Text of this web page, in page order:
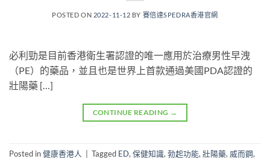
POSTED ON 2022-11-12 BY 賽倍達SPEDRA香港官網
必利勁是目前香港衛生署認證的唯一應用於治療男性早洩
（PE）的藥品，並且也是世界上首款通過美國PDA認證的
壯陽藥 […]
CONTINUE READING →
Posted in健康香港人 Tagged ED, 保健知識, 勃起功能, 壯陽藥, 威而鋼,